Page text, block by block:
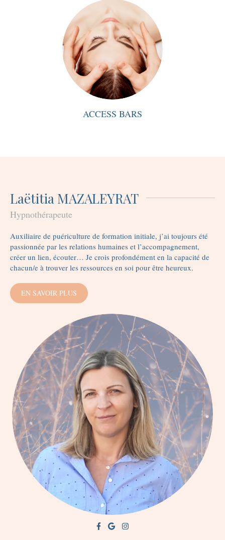
ACCESS BARS
Laëtitia MAZALEYRAT
Hypnothérapeute
Auxiliaire de puériculture de formation initiale, j’ai toujours été
passionnée par les relations humaines et l’accompagnement,
créer un lien, écouter… Je crois profondément en la capacité de
chacun/e à trouver les ressources en soi pour être heureux.
EN SAVOIR PLUS